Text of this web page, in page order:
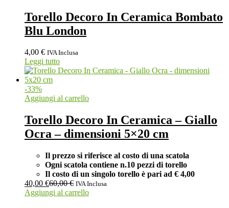
Torello Decoro In Ceramica Bombato
Blu London
4,00 € IVA Inclusa
Leggi tutto
-33%
Aggiungi al carrello
Torello Decoro In Ceramica – Giallo
Ocra – dimensioni 5×20 cm
Il prezzo si riferisce al costo di una scatola
Ogni scatola contiene n.10 pezzi di torello
Il costo di un singolo torello è pari ad € 4,00
40,00 €60,00€ IVA Inclusa
Aggiungi al carrello